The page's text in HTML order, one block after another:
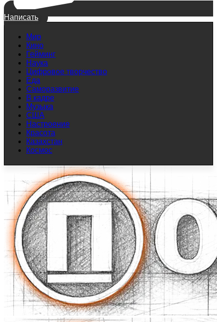
Написать
Мир
Кино
Гейминг
Наука
Цифровое творчество
Еда
Саморазвитие
В кадре
Музыка
США
Настроение
Красота
Казахстан
Космос